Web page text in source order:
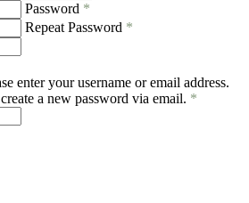
Password *
Repeat Password *
enter your username or email address.
a new password via email. *